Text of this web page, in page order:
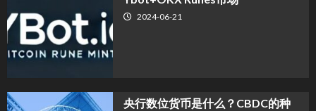
2024-06-21
央行数位货币是什么？CBDC的种